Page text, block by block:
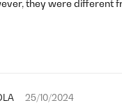
they were
25/10/2024